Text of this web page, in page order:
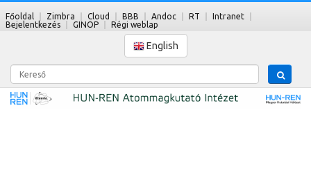
Főoldal Zimbra Cloud BBB Andoc RT
Intranet
Bejelentkezés
GINOP Régi weblap
English
Kereső